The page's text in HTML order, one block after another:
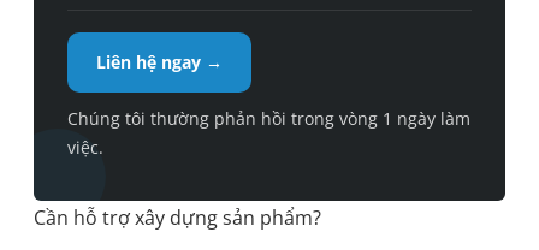
Liên hệ ngay →
Chúng tôi thường phản hồi trong vòng 1 ngày làm
việc.
Cần hỗ trợ xây dựng sản phẩm?